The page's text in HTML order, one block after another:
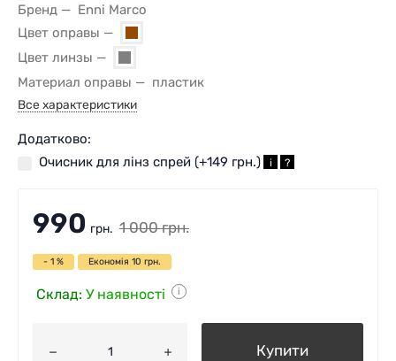
Бренд
Enni Marco
Цвет оправы
Цвет линзы
Материал оправы
пластик
Все характеристики
Додатково:
Очисник для лінз спрей (+149 грн.) i ?
990 грн. 1 000 грн.
- 1 % Економія 10 грн.
Склад: У наявності i
Купити